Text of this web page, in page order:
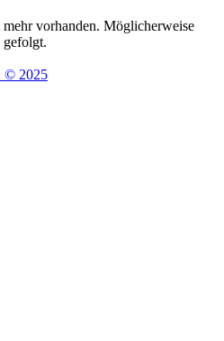
vorhanden. Möglicherweise
gefolgt.
© 2025